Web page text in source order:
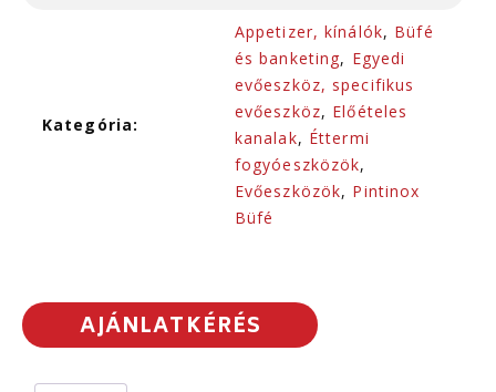
Kategória:
Appetizer, kínálók, Büfé
és banketing, Egyedi
evőeszköz, specifikus
evőeszköz, Előételes
kanalak, Éttermi
fogyóeszközök,
Evőeszközök, Pintinox
Büfé
AJÁNLATKÉRÉS